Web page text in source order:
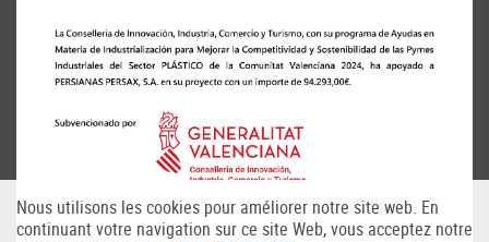
Nous utilisons les cookies pour améliorer notre site web. En
continuant votre navigation sur ce site Web, vous acceptez notre